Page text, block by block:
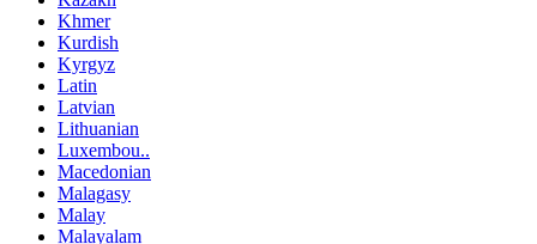
Khmer
Kurdish
Kyrgyz
Latin
Latvian
Lithuanian
Luxembou..
Macedonian
Malagasy
Malay
Malayalam